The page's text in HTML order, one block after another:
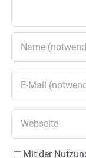
Mit der